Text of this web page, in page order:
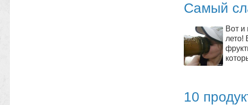
Самый
Вот и
лето!
10